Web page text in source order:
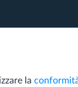
la